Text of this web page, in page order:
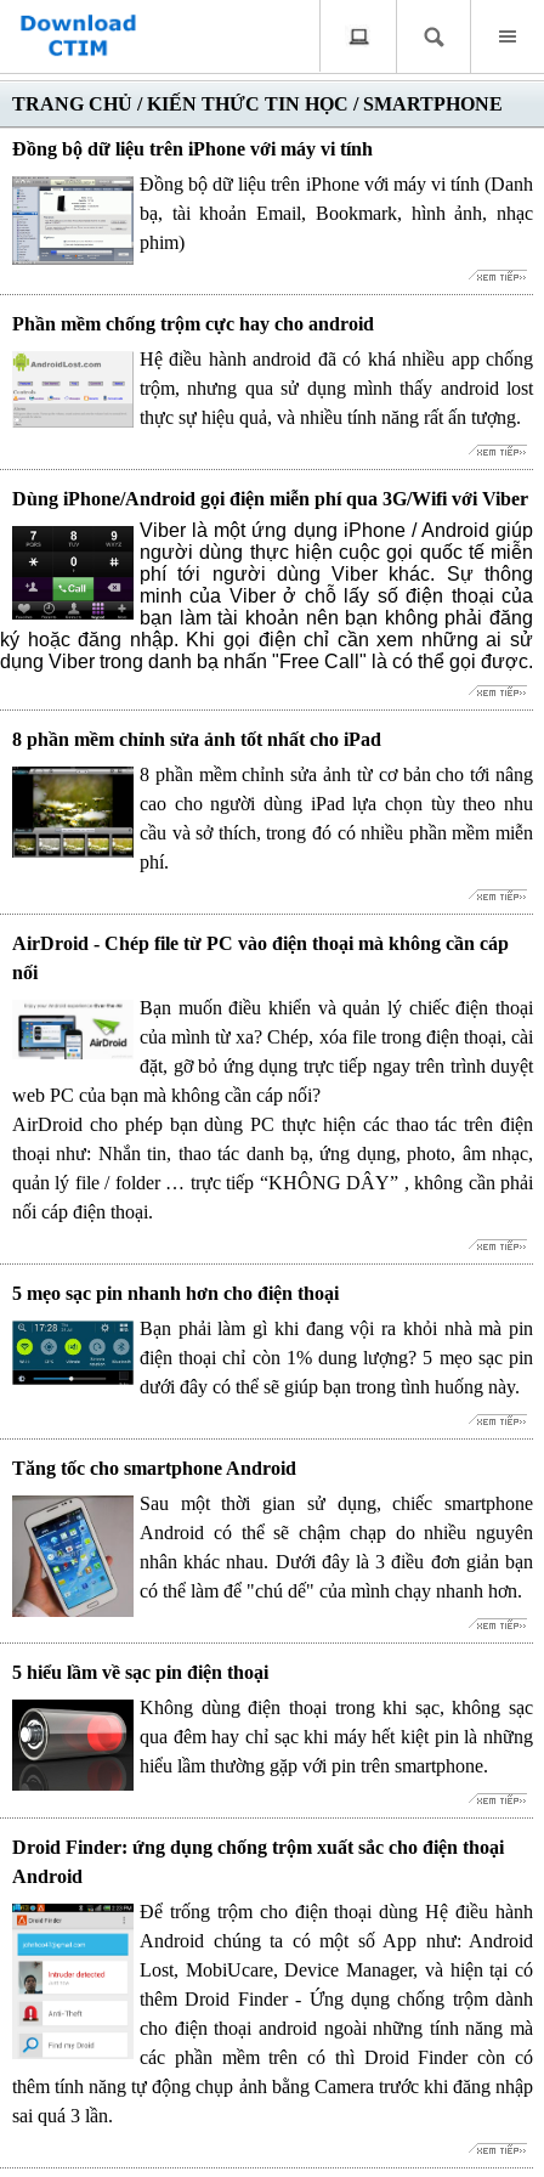
TRANG CHỦ /KIẾN THỨC TIN HỌC /SMARTPHONE
Đồng bộ dữ liệu trên iPhone với máy vi tính
Đồng bộ dữ liệu trên iPhone với máy vi tính (Danh
bạ, tài khoản Email, Bookmark, hình ảnh, nhạc
phim)
Phần mềm chống trộm cực hay cho android
Hệ điều hành android đã có khá nhiều app chống
trộm, nhưng qua sử dụng mình thấy android lost
thực sự hiệu quả, và nhiều tính năng rất ấn tượng.
Dùng iPhone/Android gọi điện miễn phí qua 3G/Wifi với Viber
Viber là một ứng dụng iPhone / Android giúp
người dùng thực hiện cuộc gọi quốc tế miễn
phí tới người dùng Viber khác. Sự thông
minh của Viber ở chỗ lấy số điện thoại của
bạn làm tài khoản nên bạn không phải đăng
ký hoặc đăng nhập. Khi gọi điện chỉ cần xem những ai sử
dụng Viber trong danh bạ nhấn "Free Call" là có thể gọi được.
8 phần mềm chỉnh sửa ảnh tốt nhất cho iPad
8 phần mềm chỉnh sửa ảnh từ cơ bản cho tới nâng
cao cho người dùng iPad lựa chọn tùy theo nhu
cầu và sở thích, trong đó có nhiều phần mềm miễn
phí.
AirDroid - Chép file từ PC vào điện thoại mà không cần cáp
nối
Bạn muốn điều khiển và quản lý chiếc điện thoại
của mình từ xa? Chép, xóa file trong điện thoại, cài
đặt, gỡ bỏ ứng dụng trực tiếp ngay trên trình duyệt
web PC của bạn mà không cần cáp nối?
AirDroid cho phép bạn dùng PC thực hiện các thao tác trên điện
thoại như: Nhắn tin, thao tác danh bạ, ứng dụng, photo, âm nhạc,
quản lý file / folder … trực tiếp “KHÔNG DÂY” , không cần phải
nối cáp điện thoại.
5 mẹo sạc pin nhanh hơn cho điện thoại
Bạn phải làm gì khi đang vội ra khỏi nhà mà pin
điện thoại chỉ còn 1% dung lượng? 5 mẹo sạc pin
dưới đây có thể sẽ giúp bạn trong tình huống này.
Tăng tốc cho smartphone Android
Sau một thời gian sử dụng, chiếc smartphone
Android có thể sẽ chậm chạp do nhiều nguyên
nhân khác nhau. Dưới đây là 3 điều đơn giản bạn
có thể làm để "chú dế" của mình chạy nhanh hơn.
5 hiểu lầm về sạc pin điện thoại
Không dùng điện thoại trong khi sạc, không sạc
qua đêm hay chỉ sạc khi máy hết kiệt pin là những
hiểu lầm thường gặp với pin trên smartphone.
Droid Finder: ứng dụng chống trộm xuất sắc cho điện thoại
Android
Để trống trộm cho điện thoại dùng Hệ điều hành
Android chúng ta có một số App như: Android
Lost, MobiUcare, Device Manager, và hiện tại có
thêm Droid Finder - Ứng dụng chống trộm dành
cho điện thoại android ngoài những tính năng mà
các phần mềm trên có thì Droid Finder còn có
thêm tính năng tự động chụp ảnh bằng Camera trước khi đăng nhập
sai quá 3 lần.